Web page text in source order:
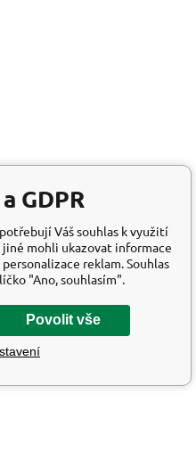
GDPR
Váš souhlas k využití
mohli ukazovat informace
reklam. Souhlas
"Ano, souhlasím".
Povolit vše